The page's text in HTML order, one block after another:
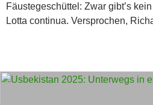
Fäustegeschüttel: Zwar gibt’s
Lotta continua. Versprochen,